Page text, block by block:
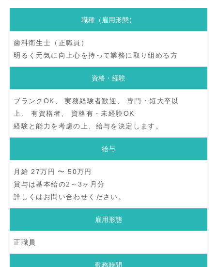
職種（雇用形態）
歯科衛生士（正職員）
明るく元気に向上心を持って業務に取り組める方
資格・経験
ブランクOK、 実務経験者歓迎、 専門・短大卒以
上、 有資格者、 資格有・未経験OK
経験と能力を考慮の上、給与を決定します。
給与
月給 27万円 〜 50万円
賞与は基本給の2～3ヶ月分
詳しくはお問い合わせください。
雇用形態
正職員
勤務時間